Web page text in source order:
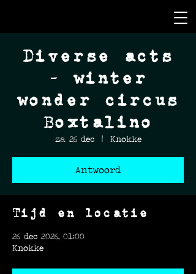
Diverse acts
- winter
wonder circus
Boxtalino
za 26 dec
  |
Knokke
Antwoord
Tijd en locatie
26 dec 2026, 01:00
Knokke